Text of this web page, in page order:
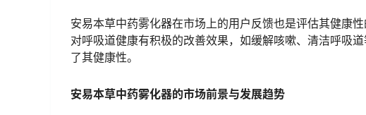
安易本草中药雾化器在市场上的用户反馈也是评估其健康
对呼吸道健康有积极的改善效果，如缓解咳嗽、清洁呼吸
了其健康性。
安易本草中药雾化器的市场前景与发展趋势